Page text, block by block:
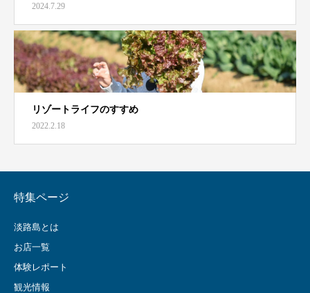
2024.7.29
リゾートライフのすすめ
2022.2.18
特集ページ
淡路島とは
お店一覧
体験レポート
観光情報